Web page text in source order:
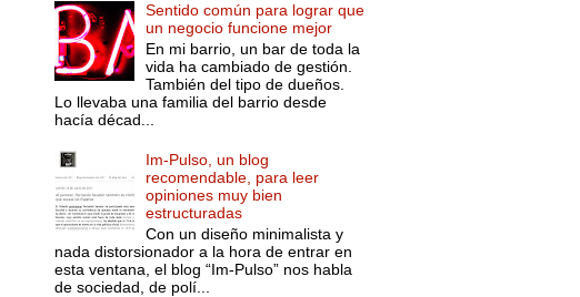
Sentido común para lograr que
un negocio funcione mejor
En mi barrio, un bar de toda la
vida ha cambiado de gestión.
También del tipo de dueños.
Lo llevaba una familia del barrio desde
hacía décad...
Im-Pulso, un blog
recomendable, para leer
opiniones muy bien
estructuradas
Con un diseño minimalista y
nada distorsionador a la hora de entrar en
esta ventana, el blog “Im-Pulso” nos habla
de sociedad, de polí...